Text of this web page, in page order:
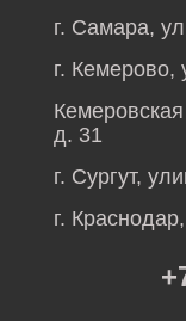
г. Самара,
г. Кемерово,
д. 31
г. Сургут,
г.